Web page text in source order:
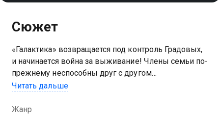
Сюжет
«Галактика» возвращается под контроль Градовых,
и начинается война за выживание! Члены семьи по-
прежнему неспособны друг с другом
договариваться, а теперь на игровой доске
региональный предприниматель Верещагин, у
Читать дальше
Жанр